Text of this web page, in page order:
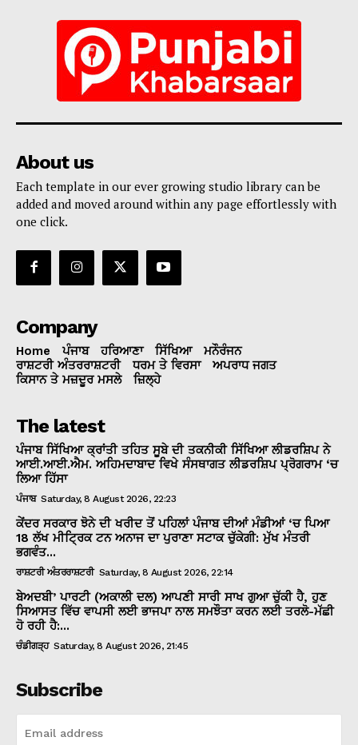
About us
Each template in our ever growing studio library can be
added and moved around within any page effortlessly with
one click.
Company
Home ਪੰਜਾਬ ਹਰਿਆਣਾ ਸਿੱਖਿਆ
ਮਨੌਰੰਜਨ
ਰਾਸ਼ਟਰੀ ਅੰਤਰਰਾਸ਼ਟਰੀ
ਧਰਮ ਤੇ ਵਿਰਸਾ
ਅਪਰਾਧ ਜਗਤ
ਕਿਸਾਨ ਤੇ ਮਜ਼ਦੂਰ ਮਸਲੇ
ਜ਼ਿਲ੍ਹੇ
The latest
ਪੰਜਾਬ ਸਿੱਖਿਆ ਕ੍ਰਾਂਤੀ ਤਹਿਤ ਸੂਬੇ ਦੀ ਤਕਨੀਕੀ ਸਿੱਖਿਆ ਲੀਡਰਸ਼ਿਪ ਨੇ
ਆਈ.ਆਈ.ਐਮ. ਅਹਿਮਦਾਬਾਦ ਵਿਖੇ ਸੰਸਥਾਗਤ ਲੀਡਰਸ਼ਿਪ ਪ੍ਰੋਗਰਾਮ ‘ਚ
ਲਿਆ ਹਿੱਸਾ
ਪੰਜਾਬ Saturday, 8 August 2026, 22:23
ਕੇਂਦਰ ਸਰਕਾਰ ਝੋਨੇ ਦੀ ਖਰੀਦ ਤੋਂ ਪਹਿਲਾਂ ਪੰਜਾਬ ਦੀਆਂ ਮੰਡੀਆਂ ‘ਚ ਪਿਆ
18 ਲੱਖ ਮੀਟ੍ਰਿਕ ਟਨ ਅਨਾਜ ਦਾ ਪੁਰਾਣਾ ਸਟਾਕ ਚੁੱਕੇਗੀ: ਮੁੱਖ ਮੰਤਰੀ
ਭਗਵੰਤ...
ਰਾਸ਼ਟਰੀ ਅੰਤਰਰਾਸ਼ਟਰੀ Saturday, 8 August 2026, 22:14
ਬੇਅਦਬੀ’ ਪਾਰਟੀ (ਅਕਾਲੀ ਦਲ) ਆਪਣੀ ਸਾਰੀ ਸਾਖ ਗੁਆ ਚੁੱਕੀ ਹੈ, ਹੁਣ
ਸਿਆਸਤ ਵਿੱਚ ਵਾਪਸੀ ਲਈ ਭਾਜਪਾ ਨਾਲ ਸਮਝੌਤਾ ਕਰਨ ਲਈ ਤਰਲੋ-ਮੱਛੀ
ਹੋ ਰਹੀ ਹੈ:...
ਚੰਡੀਗੜ੍ਹ Saturday, 8 August 2026, 21:45
Subscribe